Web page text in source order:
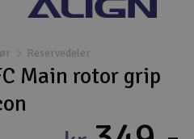
Reservedeler
Main rotor grip